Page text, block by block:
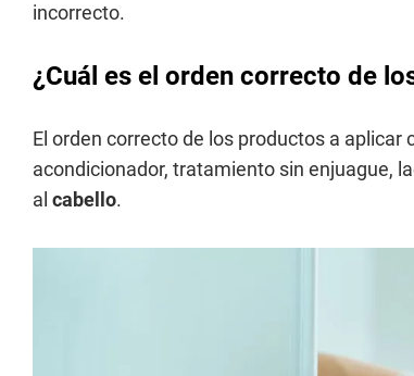
incorrecto.
¿Cuál es el orden correcto de
El orden correcto de los productos a aplicar
acondicionador, tratamiento sin enjuague,
al cabello.